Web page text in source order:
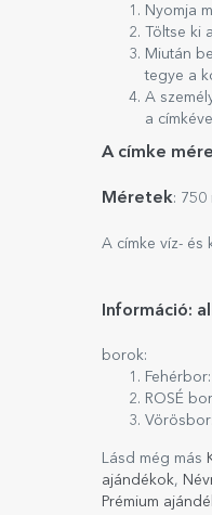
Nyomja
Töltse
Miután
tegye a
A
a
A címke
Méretek: 750
A címke víz- és
Információ:
borok:
ROSÉ
Lásd még más
ajándékok,
Prémium